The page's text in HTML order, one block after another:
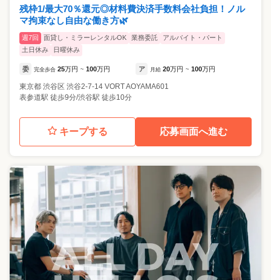
残枠1/最大70％還元◎材料費決済手数料会社負担！ノル
マ拘束なし自由な働き方🌿
週7回 面貸し・ミラーレンタルOK 業務委託
アルバイト・パート
土日休み
日曜休み
委 完全歩合 25万円 ~ 100万円 ア 月給 20万円 ~ 100万円
東京都 渋谷区 渋谷2-7-14 VORT AOYAMA601
表参道駅 徒歩9分/渋谷駅 徒歩10分
キープする 応募画面へ進む